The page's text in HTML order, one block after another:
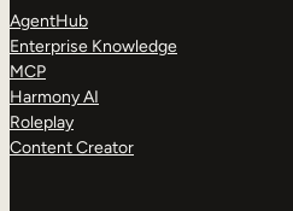
AgentHub
Enterprise Knowledge
MCP
Harmony AI
Roleplay
Content Creator